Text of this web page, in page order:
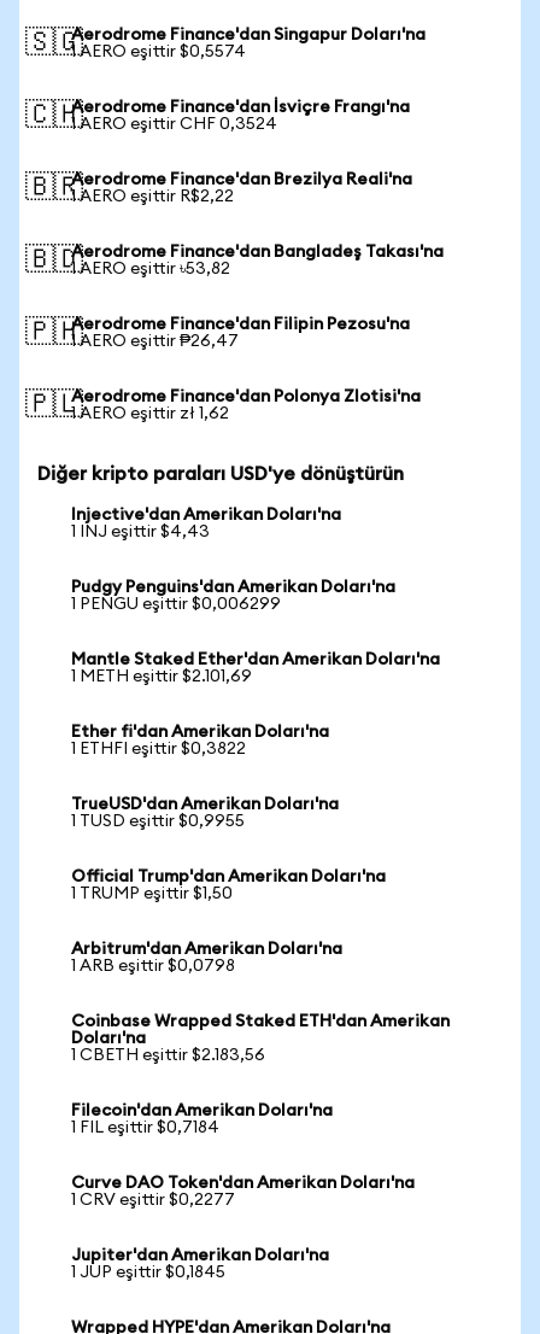
🇸🇬Aerodrome Finance'dan Singapur Doları'na
1 AERO eşittir $0,5574
🇨🇭Aerodrome Finance'dan İsviçre Frangı'na
1 AERO eşittir CHF 0,3524
🇧🇷Aerodrome Finance'dan Brezilya Reali'na
1 AERO eşittir R$2,22
🇧🇩Aerodrome Finance'dan Bangladeş Takası'na
1 AERO eşittir ৳53,82
🇵🇭Aerodrome Finance'dan Filipin Pezosu'na
1 AERO eşittir ₱26,47
🇵🇱Aerodrome Finance'dan Polonya Zlotisi'na
1 AERO eşittir zł 1,62
Diğer kripto paraları USD'ye dönüştürün
Injective'dan Amerikan Doları'na
1 INJ eşittir $4,43
Pudgy Penguins'dan Amerikan Doları'na
1 PENGU eşittir $0,006299
Mantle Staked Ether'dan Amerikan Doları'na
1 METH eşittir $2.101,69
Ether fi'dan Amerikan Doları'na
1 ETHFI eşittir $0,3822
TrueUSD'dan Amerikan Doları'na
1 TUSD eşittir $0,9955
Official Trump'dan Amerikan Doları'na
1 TRUMP eşittir $1,50
Arbitrum'dan Amerikan Doları'na
1 ARB eşittir $0,0798
Coinbase Wrapped Staked ETH'dan Amerikan
Doları'na
1 CBETH eşittir $2.183,56
Filecoin'dan Amerikan Doları'na
1 FIL eşittir $0,7184
Curve DAO Token'dan Amerikan Doları'na
1 CRV eşittir $0,2277
Jupiter'dan Amerikan Doları'na
1 JUP eşittir $0,1845
Wrapped HYPE'dan Amerikan Doları'na